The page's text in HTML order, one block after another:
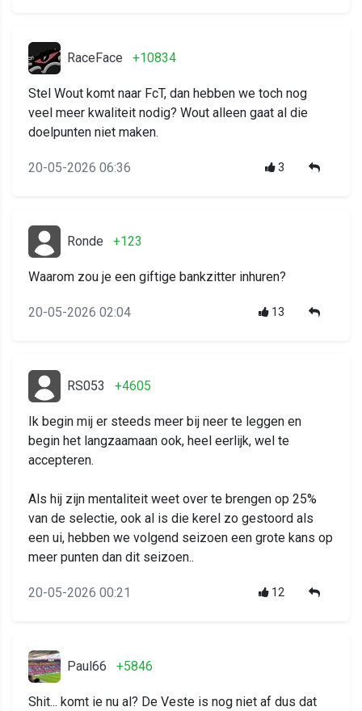
RaceFace +10834
Stel Wout komt naar FcT, dan hebben we toch nog
veel meer kwaliteit nodig? Wout alleen gaat al die
doelpunten niet maken.
20-05-2026 06:36 3
Ronde +123
Waarom zou je een giftige bankzitter inhuren?
20-05-2026 02:04 13
RS053 +4605
Ik begin mij er steeds meer bij neer te leggen en
begin het langzaamaan ook, heel eerlijk, wel te
accepteren.
Als hij zijn mentaliteit weet over te brengen op 25%
van de selectie, ook al is die kerel zo gestoord als
een ui, hebben we volgend seizoen een grote kans op
meer punten dan dit seizoen..
20-05-2026 00:21 12
Paul66 +5846
Shit... komt ie nu al? De Veste is nog niet af dus dat